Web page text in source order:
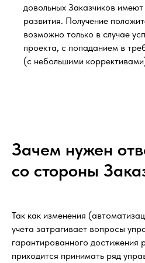
довольных Заказчиков
развития. Получение
возможно только в случае
проекта, с попаданием в
(с небольшими
Зачем нужен
со стороны
Так как изменения
учета затрагивает вопросы
гарантированного достижения
приходится принимать ряд